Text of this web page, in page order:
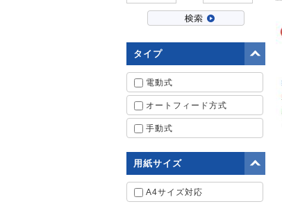
タイプ
電動式
オートフィード方式
手動式
用紙サイズ
A4サイズ対応